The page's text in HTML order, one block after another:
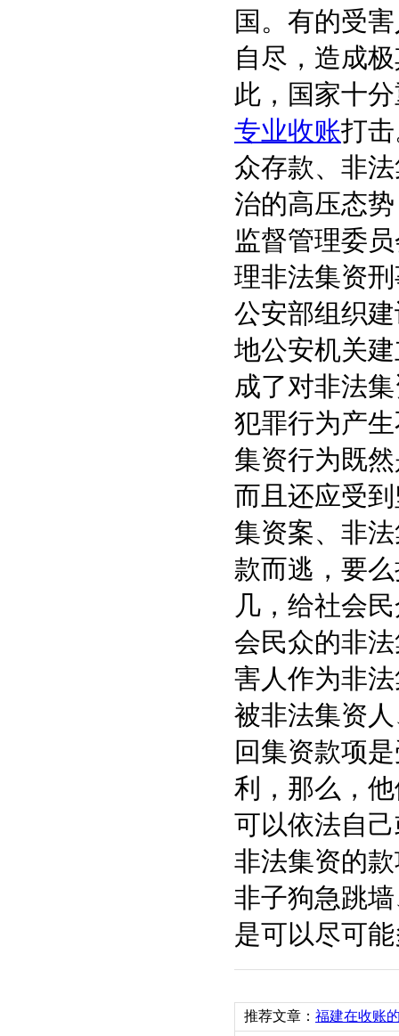
国。有的受
自尽，造成
此，国家十
专业收账打
众存款、非
治的高压态
监督管理委
理非法集资
公安部组织
地公安机关
成了对非法
犯罪行为产
集资行为既
而且还应受
集资案、非
款而逃，要
几，给社会
会民众的非
害人作为非
被非法集资
回集资款项
利，那么，
可以依法自
非法集资的
非子狗急跳
是可以尽可
推荐文章： 福建在收账